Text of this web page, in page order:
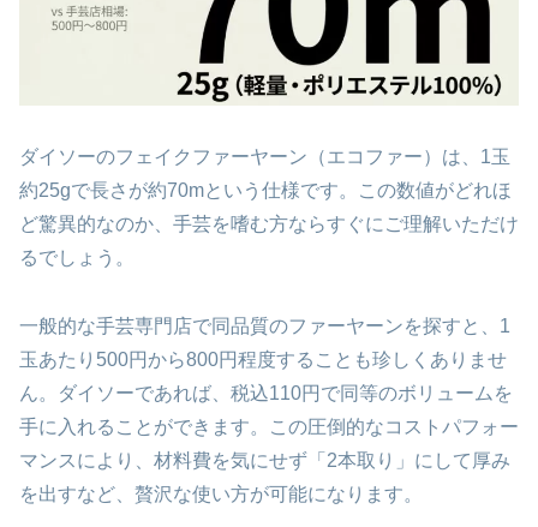
ダイソーのフェイクファーヤーン（エコファー）は、1玉
約25gで長さが約70mという仕様です。この数値がどれほ
ど驚異的なのか、手芸を嗜む方ならすぐにご理解いただけ
るでしょう。
一般的な手芸専門店で同品質のファーヤーンを探すと、1
玉あたり500円から800円程度することも珍しくありませ
ん。ダイソーであれば、税込110円で同等のボリュームを
手に入れることができます。この圧倒的なコストパフォー
マンスにより、材料費を気にせず「2本取り」にして厚み
を出すなど、贅沢な使い方が可能になります。